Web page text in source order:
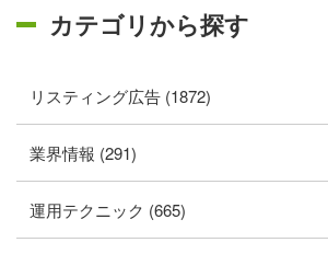
カテゴリから探す
リスティング広告 (1872)
業界情報 (291)
運用テクニック (665)